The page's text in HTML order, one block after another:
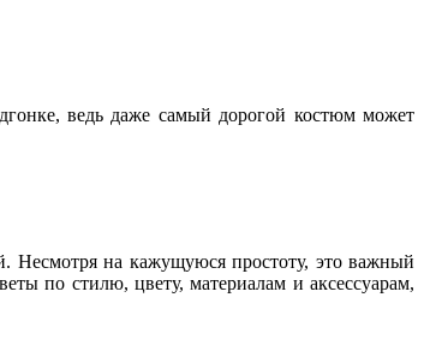
ведь даже самый дорогой костюм может
Несмотря на кажущуюся простоту, это важный
по стилю, цвету, материалам и аксессуарам,